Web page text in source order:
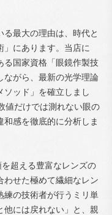
最大の理由は、時代と
」にあります。当店に
る国家資格「眼鏡作製技
ながら、最新の光学理論
ソッド」を確立しまし
値だけでは測れない眼の
感を徹底的に分析しま
超える豊富なレンズの
わせた極めて繊細なレン
練の技術者が行うミリ単
他には戻れない」と、親